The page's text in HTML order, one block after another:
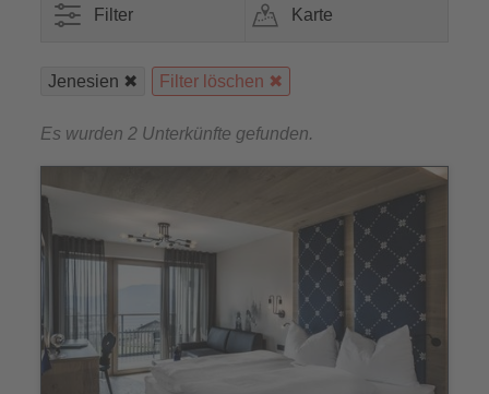
Filter Karte
Jenesien Filter löschen
Es wurden 2 Unterkünfte gefunden.